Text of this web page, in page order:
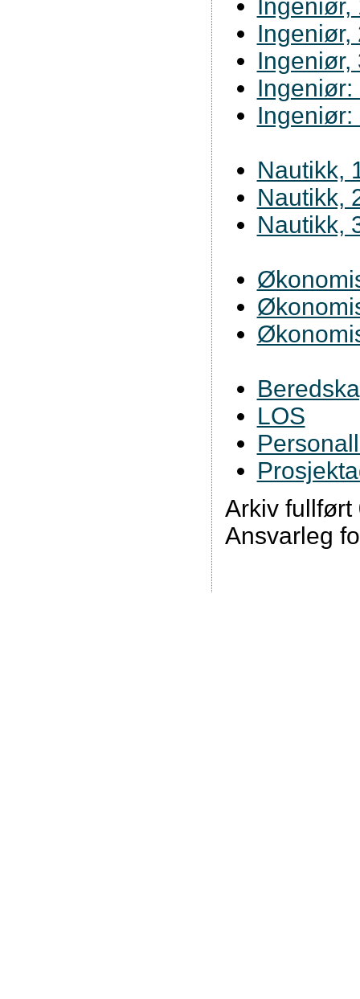
Ingeniør,
Ingeniør,
Ingeniør,
Ingeniør:
Ingeniør:
Nautikk,
Nautikk,
Nautikk,
LOS
Arkiv fullført
Ansvarleg